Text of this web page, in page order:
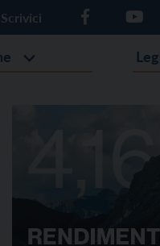
Scrivici